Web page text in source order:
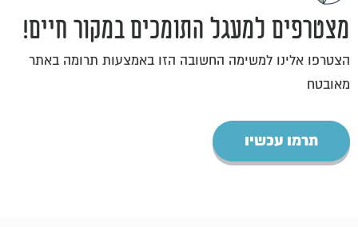
מצטרפים למעגל התומכים במקור חיים!
הצטרפו אלינו למשימה החשובה הזו באמצעות תרומה באתר
מאובטח
תרמו עכשיו